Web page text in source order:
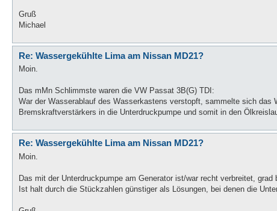
Gruß
Michael
Re: Wassergekühlte Lima am Nissan MD21?
Moin.
Das mMn Schlimmste waren die VW Passat 3B(G) TDI:
War der Wasserablauf des Wasserkastens verstopft, sammelte sich
Bremskraftverstärkers in die Unterdruckpumpe und somit in den
Re: Wassergekühlte Lima am Nissan MD21?
Moin.
Das mit der Unterdruckpumpe am Generator ist/war recht verbreitet, grad
Ist halt durch die Stückzahlen günstiger als Lösungen, bei denen die